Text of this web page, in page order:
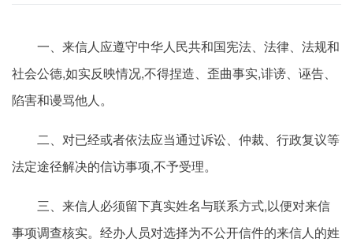
一、来信人应遵守中华人民共和国宪法、法律、法规和
社会公德,如实反映情况,不得捏造、歪曲事实,诽谤、诬告、
陷害和谩骂他人。
二、对已经或者依法应当通过诉讼、仲裁、行政复议等
法定途径解决的信访事项,不予受理。
三、来信人必须留下真实姓名与联系方式,以便对来信
事项调查核实。经办人员对选择为不公开信件的来信人的姓